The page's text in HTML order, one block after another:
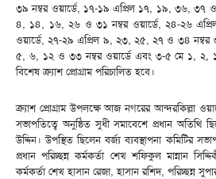
৩৯ নম্বর ওয়ার্ডে, ১৭-১৯ এপ্রিল ১৭, ১৯, ৩৬, ৩৭ ও
৪, ১৪, ১৬, ২৬ ও ৩১ নম্বর ওয়ার্ডে, ২৪-২৬
ওয়ার্ডে, ২৭-২৯ এপ্রিল ৯, ২৩, ২৫, ২৭ ও ৩৪ নম্বর
৫, ৬, ১২ ও ৩৩ নম্বর ওয়ার্ডে এবং ৩-৫ মে ১, ২,
বিশেষ ক্র্যাশ প্রোগ্রাম পরিচালিত হবে।
ক্র্যাশ প্রোগ্রাম উপলক্ষে আজ নগরের আন্দরকিল্লা
সভাপতিত্বে অনুষ্ঠিত সুধী সমাবেশে প্রধান
উদ্দিন। উপস্থিত ছিলেন বর্জ্য ব্যবস্থাপনা কমিটির
প্রধান পরিচ্ছন্ন কর্মকর্তা শেখ শফিকুল মান্নান
কর্মকর্তা শেখ হাসান রেজা, হাসান রশিদ, পরিচ্ছন্ন